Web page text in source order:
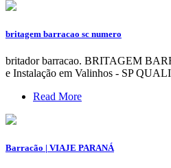
britagem barracao sc numero
britador barracao. BRITAGEM
e Instalação em Valinhos - SP
Read More
Barracão | VIAJE PARANÁ